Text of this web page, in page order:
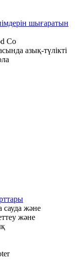
шығаратын
Co
азық-түлікті
сауда және
және